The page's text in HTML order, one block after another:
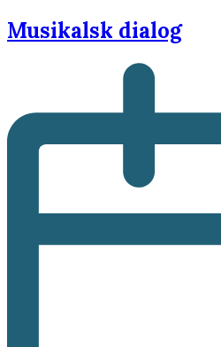
Musikalsk dialog